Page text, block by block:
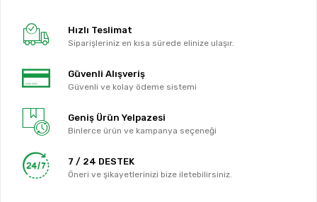
Hızlı Teslimat
Siparişleriniz en kısa sürede elinize ulaşır.
Güvenli Alışveriş
Güvenli ve kolay ödeme sistemi
Geniş Ürün Yelpazesi
Binlerce ürün ve kampanya seçeneği
7 / 24 DESTEK
Öneri ve şikayetlerinizi bize iletebilirsiniz.